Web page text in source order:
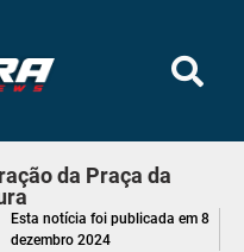
da Praça da
Esta notícia foi publicada em 8
dezembro 2024